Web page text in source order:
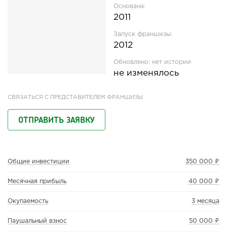
Основана:
2011
Запуск франшизы:
2012
Обновлено: нет истории
не изменялось
СВЯЗАТЬСЯ С ПРЕДСТАВИТЕЛЕМ ФРАНШИЗЫ
ОТПРАВИТЬ ЗАЯВКУ
Общие инвестиции 350 000 ₽
Месячная прибыль 40 000 ₽
Окупаемость 3 месяца
Паушальный взнос 50 000 ₽